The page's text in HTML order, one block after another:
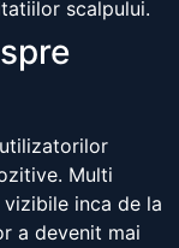
scalpului.
Multi
inca de la
a devenit mai